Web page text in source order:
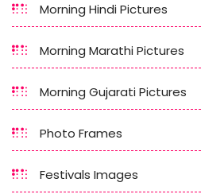
Morning Hindi Pictures
Morning Marathi Pictures
Morning Gujarati Pictures
Photo Frames
Festivals Images